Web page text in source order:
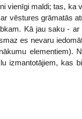
vienīgi maldi; tas, ka
vēstures grāmatās
Kā jau saku -
es nevaru
elementiem).
izmantotājiem, kas